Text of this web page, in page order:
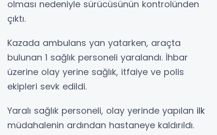
olması nedeniyle sürücüsünün kontrolünden
çıktı.
Kazada ambulans yan yatarken, araçta
bulunan 1 sağlık personeli yaralandı. İhbar
üzerine olay yerine sağlık, itfaiye ve polis
ekipleri sevk edildi.
Yaralı sağlık personeli, olay yerinde yapılan ilk
müdahalenin ardından hastaneye kaldırıldı.